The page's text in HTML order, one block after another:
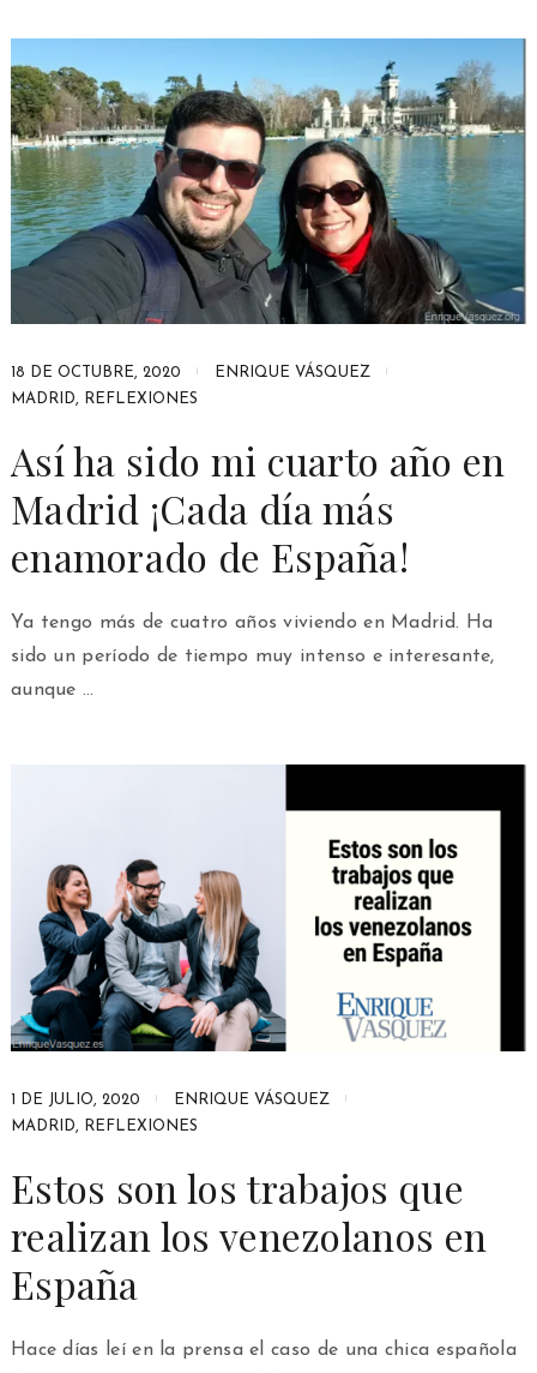
18 DE OCTUBRE, 2020
ENRIQUE VÁSQUEZ
MADRID, REFLEXIONES
Así ha sido mi cuarto año en
Madrid ¡Cada día más
enamorado de España!
Ya tengo más de cuatro años viviendo en Madrid. Ha
sido un período de tiempo muy intenso e interesante,
aunque …
1 DE JULIO, 2020
ENRIQUE VÁSQUEZ
MADRID, REFLEXIONES
Estos son los trabajos que
realizan los venezolanos en
España
Hace días leí en la prensa el caso de una chica española